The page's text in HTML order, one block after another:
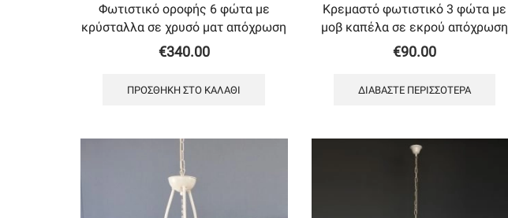
Φωτιστικό οροφής 6 φώτα με
κρύσταλλα σε χρυσό ματ απόχρωση
€340.00
ΠΡΟΣΘΉΚΗ ΣΤΟ ΚΑΛΆΘΙ
Κρεμαστό φωτιστικό 3 φώτα με
μοβ καπέλα σε εκρού απόχρωση
€90.00
ΔΙΑΒΆΣΤΕ ΠΕΡΙΣΣΌΤΕΡΑ